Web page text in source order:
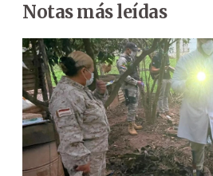
Notas más leídas